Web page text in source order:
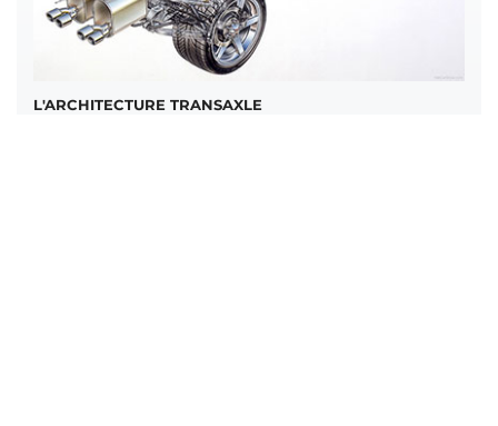
L'ARCHITECTURE TRANSAXLE